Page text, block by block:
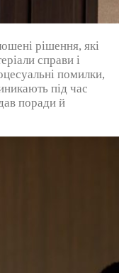
рішення, які
справи і
помилки,
під час
поради й